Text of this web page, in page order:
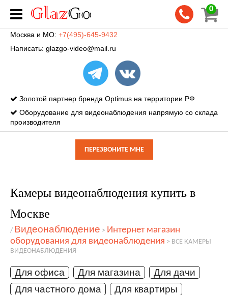
0
Москва и МО: +7(495)-645-9432
Написать: glazgo-video@mail.ru
Золотой партнер бренда Optimus на территории РФ
Оборудование для видеонаблюдения напрямую со склада
производителя
ПЕРЕЗВОНИТЕ МНЕ
Камеры видеонаблюдения купить в
Москве
/ Видеонаблюдение > Интернет магазин
оборудования для видеонаблюдения > ВСЕ КАМЕРЫ
ВИДЕОНАБЛЮДЕНИЯ
Для офиса Для магазина
Для дачи
Для частного дома
Для квартиры